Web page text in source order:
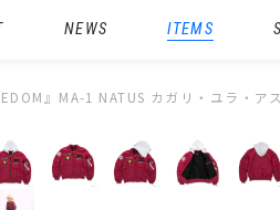
ITEMS
NEWS
』MA-1 NATUS カガリ・ユラ・ア